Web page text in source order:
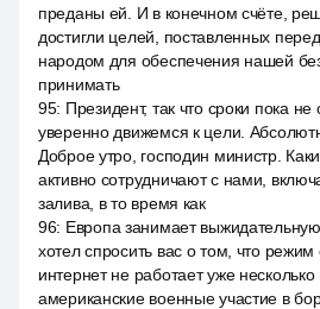
преданы ей. И в конечном счёте,
достигли целей, поставленных
народом для обеспечения нашей
принимать
95: Президент, так что сроки пока
уверенно движемся к цели.
Доброе утро, господин министр.
активно сотрудничают с нами,
залива, в то время как
96: Европа занимает
хотел спросить вас о том, что
интернет не работает уже
американские военные участие в